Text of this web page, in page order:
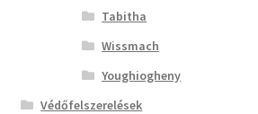
Tabitha
Wissmach
Youghiogheny
Védőfelszerelések